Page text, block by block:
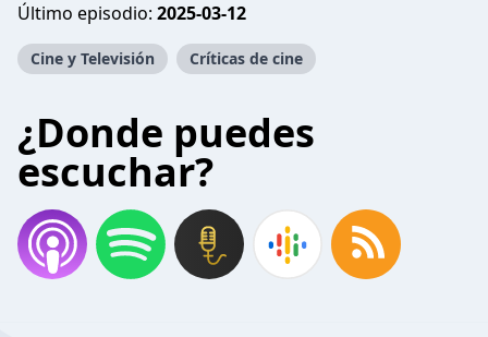
Último episodio: 2025-03-12
Cine y Televisión Críticas de cine
¿Donde puedes
escuchar?